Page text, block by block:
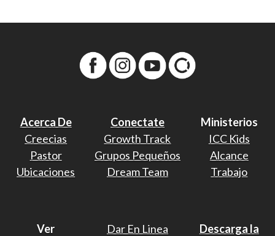
Acerca De
Creecias
Pastor
Ubicaciones
Conectate
Growth Track
Grupos Pequeños
Dream Team
Ministerios
ICC Kids
Alcance
Trabajo
Ver
Dar En Linea
Descarga la